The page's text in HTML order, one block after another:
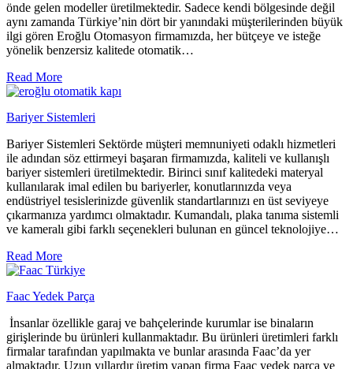
önde gelen modeller üretilmektedir. Sadece kendi bölgesinde değil
aynı zamanda Türkiye’nin dört bir yanındaki müşterilerinden büyük
ilgi gören Eroğlu Otomasyon firmamızda, her bütçeye ve isteğe
yönelik benzersiz kalitede otomatik…
Read More
Bariyer Sistemleri
Bariyer Sistemleri Sektörde müşteri memnuniyeti odaklı hizmetleri
ile adından söz ettirmeyi başaran firmamızda, kaliteli ve kullanışlı
bariyer sistemleri üretilmektedir. Birinci sınıf kalitedeki materyal
kullanılarak imal edilen bu bariyerler, konutlarınızda veya
endüstriyel tesislerinizde güvenlik standartlarınızı en üst seviyeye
çıkarmanıza yardımcı olmaktadır. Kumandalı, plaka tanıma sistemli
ve kameralı gibi farklı seçenekleri bulunan en güncel teknolojiye…
Read More
Faac Yedek Parça
İnsanlar özellikle garaj ve bahçelerinde kurumlar ise binaların
girişlerinde bu ürünleri kullanmaktadır. Bu ürünleri üretimleri farklı
firmalar tarafından yapılmakta ve bunlar arasında Faac’da yer
almaktadır. Uzun yıllardır üretim yapan firma Faac yedek parça ve